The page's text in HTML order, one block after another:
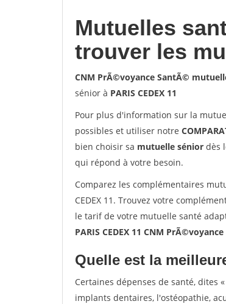
Mutuelles
trouver les
CNM PrÃ©voyance SantÃ©
sénior à PARIS CEDEX 11
Pour plus d'information sur la
possibles et utiliser notre
bien choisir sa mutuelle sénior dès
qui répond à votre besoin.
Comparez les complémentaires
CEDEX 11. Trouvez votre
le tarif de votre mutuelle santé
PARIS CEDEX 11 CNM
Quelle est la
Certaines dépenses de santé, dites
implants dentaires, l'ostéopathie,